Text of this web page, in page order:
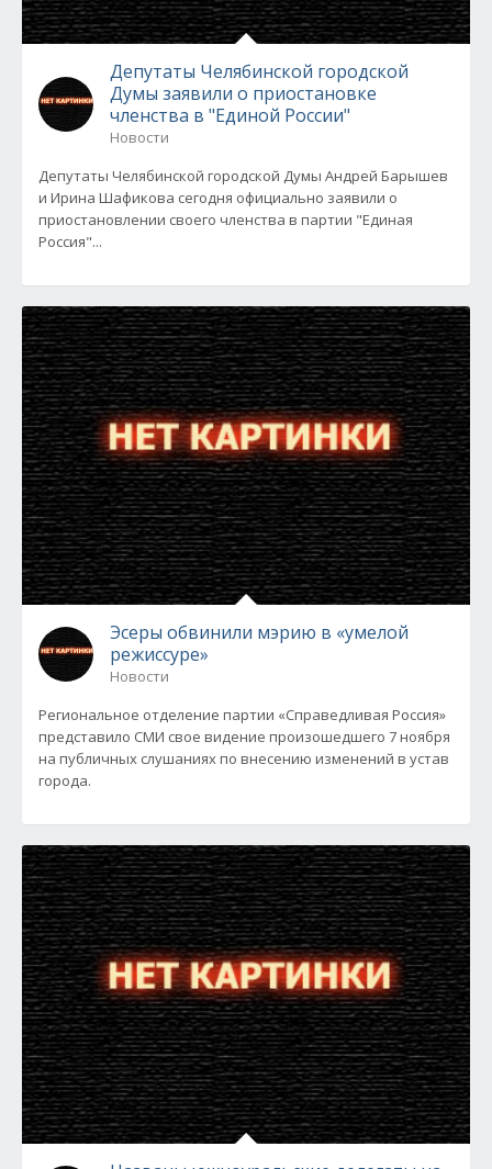
Депутаты Челябинской городской
Думы заявили о приостановке
членства в "Единой России"
Новости
Депутаты Челябинской городской Думы Андрей Барышев
и Ирина Шафикова сегодня официально заявили о
приостановлении своего членства в партии "Единая
Россия"...
Эсеры обвинили мэрию в «умелой
режиссуре»
Новости
Региональное отделение партии «Справедливая Россия»
представило СМИ свое видение произошедшего 7 ноября
на публичных слушаниях по внесению изменений в устав
города.